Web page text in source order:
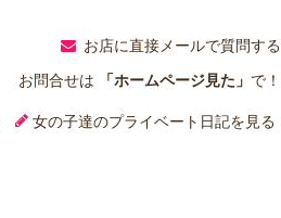
お店に直接メールで質問する
お問合せは
「ホームページ見た」 で！
女の子達のプライベート日記を見る